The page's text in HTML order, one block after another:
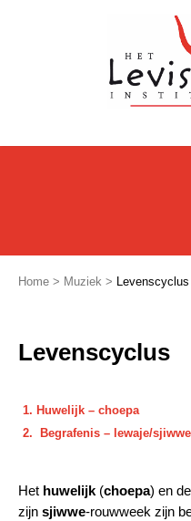
Home > Muziek > Levenscyclus
Levenscyclus
Huwelijk – choepa
Begrafenis – lewaje/sjiwwe
Het huwelijk(choepa) en de
zijn sjiwwe-rouwweek zijn